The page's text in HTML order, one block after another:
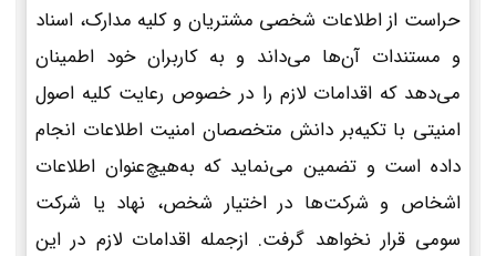
حراست از اطلاعات شخصی مشتریان و کلیه مدارک، اسناد
و مستندات آن‌ها می‌داند و به کاربران خود اطمینان
می‌دهد که اقدامات لازم را در خصوص رعایت کلیه اصول
امنیتی با تکیه‌بر دانش متخصصان امنیت اطلاعات انجام
داده است و تضمین می‌نماید که به‌هیچ‌عنوان اطلاعات
اشخاص و شرکت‌ها در اختیار شخص، نهاد یا شرکت
سومی قرار نخواهد گرفت. ازجمله اقدامات لازم در این